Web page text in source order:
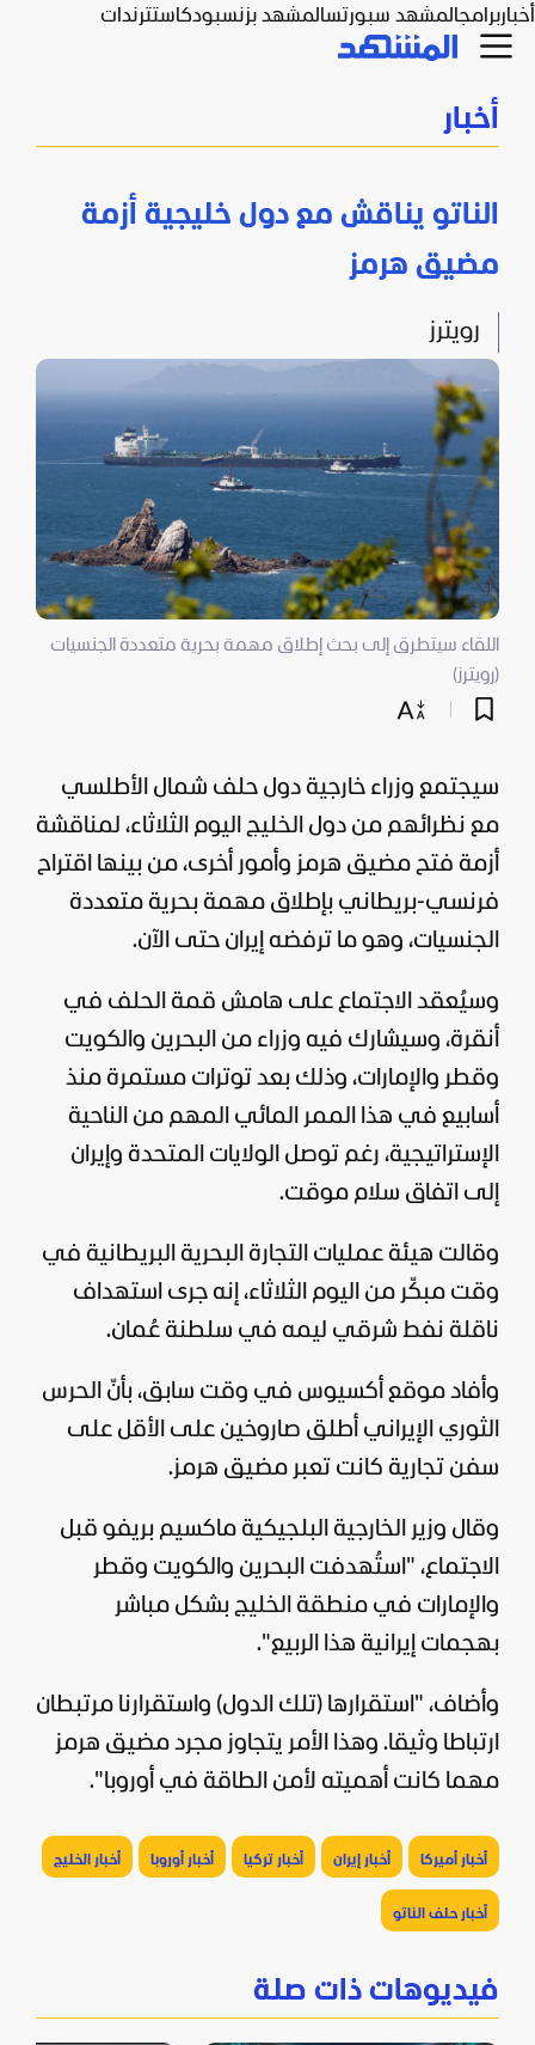
أخباربرامجالمشهد سبورتسالمشهد بزنسبودكاستترندات
أخبار
الناتو يناقش مع دول خليجية أزمة
مضيق هرمز
رويترز
اللقاء سيتطرق إلى بحث إطلاق مهمة بحرية متعددة الجنسيات
(رويترز)
سيجتمع وزراء خارجية دول حلف شمال الأطلسي
مع نظرائهم من دول الخليج اليوم الثلاثاء، لمناقشة
أزمة فتح مضيق هرمز وأمور أخرى، من بينها اقتراح
فرنسي-بريطاني بإطلاق مهمة بحرية متعددة
الجنسيات، وهو ما ترفضه إيران حتى الآن.
وسيُعقد الاجتماع على هامش قمة الحلف في
أنقرة، وسيشارك فيه وزراء من البحرين والكويت
وقطر والإمارات، وذلك بعد توترات مستمرة منذ
أسابيع في هذا الممر المائي المهم من الناحية
الإستراتيجية، رغم توصل الولايات المتحدة وإيران
إلى اتفاق سلام موقت.
وقالت هيئة عمليات التجارة البحرية البريطانية في
وقت مبكّر من اليوم الثلاثاء، إنه جرى استهداف
ناقلة نفط شرقي ليمه في سلطنة عُمان.
وأفاد موقع أكسيوس في وقت سابق، بأنّ الحرس
الثوري الإيراني أطلق صاروخين على الأقل على
سفن تجارية كانت تعبر مضيق هرمز.
وقال وزير الخارجية البلجيكية ماكسيم بريفو قبل
الاجتماع، "استُهدفت البحرين والكويت وقطر
والإمارات في منطقة الخليج بشكل مباشر
بهجمات إيرانية هذا الربيع".
وأضاف، "استقرارها (تلك الدول) واستقرارنا مرتبطان
ارتباطا وثيقا. وهذا الأمر يتجاوز مجرد مضيق هرمز
مهما كانت أهميته لأمن الطاقة في أوروبا".
أخبار أميركا أخبار إيران أخبار تركيا أخبار أوروبا أخبار الخليج
أخبار حلف الناتو
فيديوهات ذات صلة